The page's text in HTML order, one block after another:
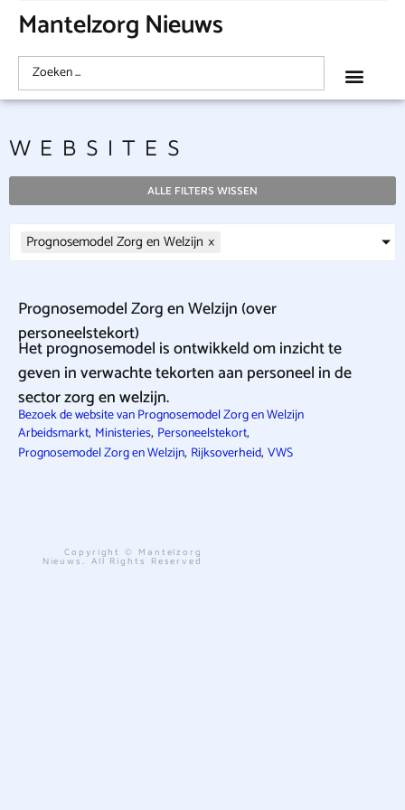
Mantelzorg Nieuws
WEBSITES
ALLE FILTERS WISSEN
Prognosemodel Zorg en Welzijn ×
Prognosemodel Zorg en Welzijn (over
personeelstekort)
Het prognosemodel is ontwikkeld om inzicht te
geven in verwachte tekorten aan personeel in de
sector zorg en welzijn.
Bezoek de website van Prognosemodel Zorg en Welzijn
Arbeidsmarkt, Ministeries, Personeelstekort,
Prognosemodel Zorg en Welzijn, Rijksoverheid, VWS
Copyright © Mantelzorg
Nieuws. All Rights Reserved